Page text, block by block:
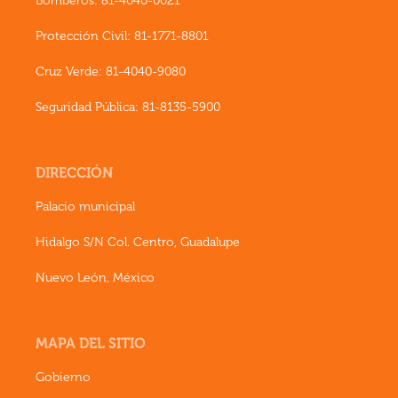
Protección Civil: 81-1771-8801
Cruz Verde: 81-4040-9080
Seguridad Pública: 81-8135-5900
DIRECCIÓN
Palacio municipal
Hidalgo S/N Col. Centro, Guadalupe
Nuevo León, México
MAPA DEL SITIO
Gobierno